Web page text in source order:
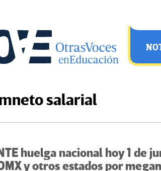
salarial
huelga nacional hoy 1 de
y otros estados por